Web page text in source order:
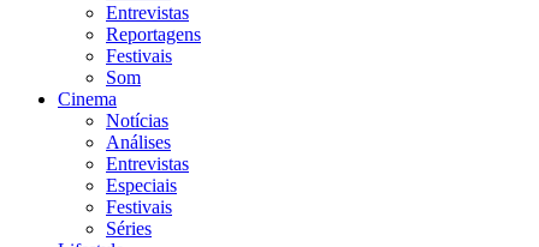
Entrevistas
Reportagens
Festivais
Som
Cinema
Notícias
Análises
Entrevistas
Especiais
Festivais
Séries